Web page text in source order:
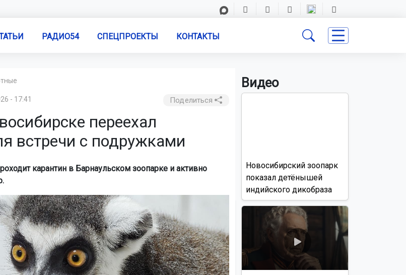
РАДИО54 СПЕЦПРОЕКТЫ КОНТАКТЫ
- 17:41 Поделиться
переехал
встречи с подружками
карантин в Барнаульском зоопарке и активно
Видео
Новосибирский зоопарк
показал детёнышей
индийского дикобраза